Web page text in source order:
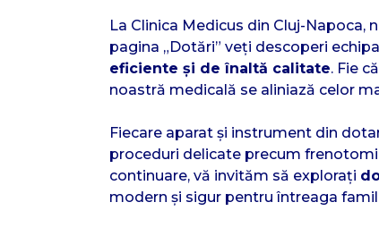
La Clinica Medicus din Cluj-Napoca,
pagina „Dotări” veți descoperi
eficiente și de înaltă calitate. Fie
noastră medicală se aliniază celor
Fiecare aparat și instrument din
proceduri delicate precum
continuare, vă invităm să explorați
modern și sigur pentru întreaga